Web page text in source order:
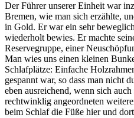
Der Führer unserer Einheit war
Bremen, wie man sich erzählte,
in Gold. Er war ein sehr
wiederholt bewies. Er machte
Reservegruppe, einer
Man wies uns einen kleinen
Schlafplätze: Einfache
gespannt war, so dass man nicht
eben ausreichend, wenn sich
rechtwinklig angeordneten
beim Schlaf die Füße hier und